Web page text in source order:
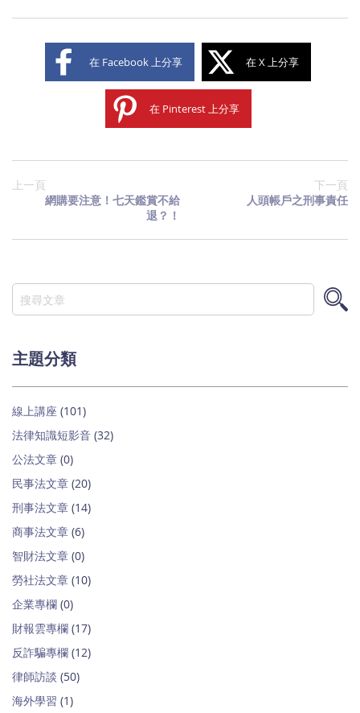
在 Facebook 上分享 在 X 上分享
在 Pinterest 上分享
上一頁
網購要注意！七天鑑賞不給
退？！
下一頁
人頭帳戶之刑事責任
搜
尋
主題分類
線上講座 (101)
法律知識短影音 (32)
公法文章 (0)
民事法文章 (20)
刑事法文章 (14)
商事法文章 (6)
智財法文章 (0)
勞社法文章 (10)
企業專欄 (0)
財報雲專欄 (17)
反詐騙專欄 (12)
律師訪談 (50)
海外學習 (1)